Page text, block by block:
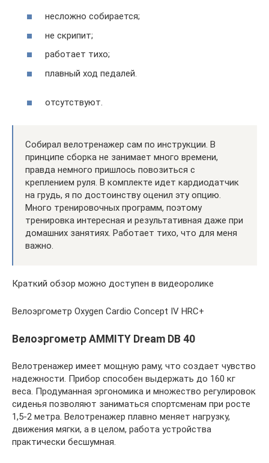
несложно собирается;
не скрипит;
работает тихо;
плавный ход педалей.
отсутствуют.
Собирал велотренажер сам по инструкции. В
принципе сборка не занимает много времени,
правда немного пришлось повозиться с
креплением руля. В комплекте идет кардиодатчик
на грудь, я по достоинству оценил эту опцию.
Много тренировочных программ, поэтому
тренировка интересная и результативная даже при
домашних занятиях. Работает тихо, что для меня
важно.
Краткий обзор можно доступен в видеоролике
Велоэргометр Oxygen Cardio Concept IV HRC+
Велоэргометр AMMITY Dream DB 40
Велотренажер имеет мощную раму, что создает чувство
надежности. Прибор способен выдержать до 160 кг
веса. Продуманная эргономика и множество регулировок
сиденья позволяют заниматься спортсменам при росте
1,5-2 метра. Велотренажер плавно меняет нагрузку,
движения мягки, а в целом, работа устройства
практически бесшумная.